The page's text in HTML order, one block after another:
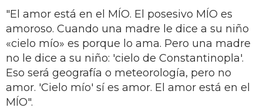
"El amor está en el MÍO. El posesivo MÍO es
amoroso. Cuando una madre le dice a su niño
«cielo mío» es porque lo ama. Pero una madre
no le dice a su niño: 'cielo de Constantinopla'.
Eso será geografía o meteorología, pero no
amor. 'Cielo mío' sí es amor. El amor está en el
MÍO".